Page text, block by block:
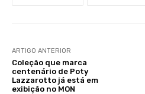
ARTIGO ANTERIOR
Coleção que marca
centenário de Poty
Lazzarotto já está em
exibição no MON